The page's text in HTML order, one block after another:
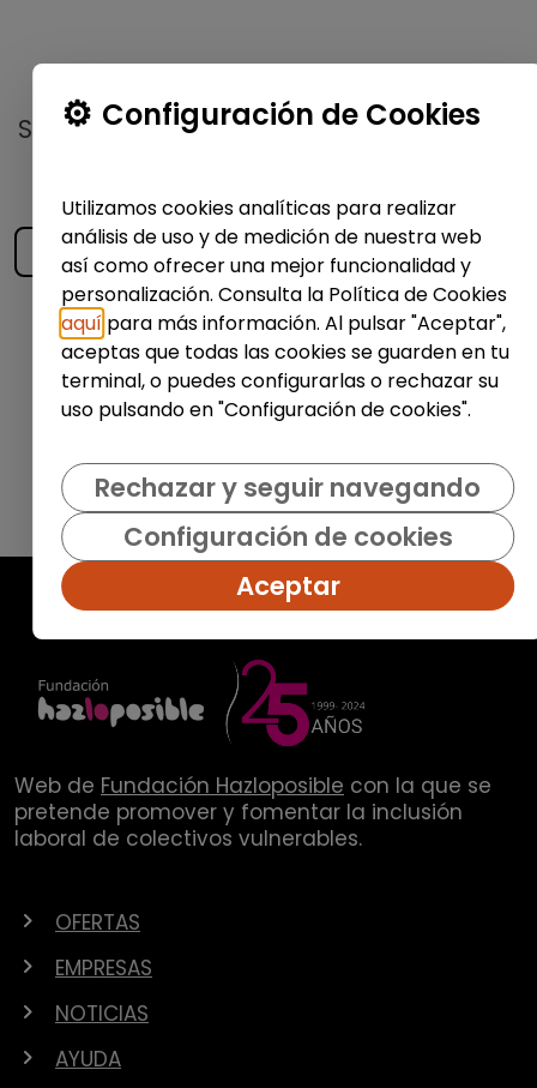
Suscríbete a nuestroboletín semanal
publicadas
Enviar
Web de Fundación Hazloposible con la que se
pretende promover y fomentar la inclusión
laboral de colectivos vulnerables.
OFERTAS
EMPRESAS
NOTICIAS
AYUDA
Configuración de Cookies
Utilizamos cookies analíticas para realizar
análisis de uso y de medición de nuestra web
así como ofrecer una mejor funcionalidad y
personalización. Consulta la Política de Cookies
aquí para más información. Al pulsar "Aceptar",
aceptas que todas las cookies se guarden en tu
terminal, o puedes configurarlas o rechazar su
uso pulsando en "Configuración de cookies".
Rechazar y seguir navegando
Configuración de cookies
Aceptar